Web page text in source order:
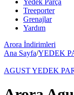
Yedek Parça
Treeporter
Grenajlar
Yardım
Arora İndirimleri
Ana Sayfa/YEDEK
AGUST YEDEK